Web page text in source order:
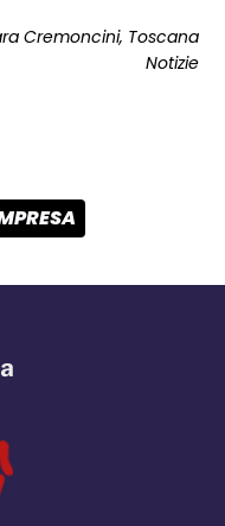
Cremoncini, Toscana
Notizie
- apre
una
condividi -
POST: